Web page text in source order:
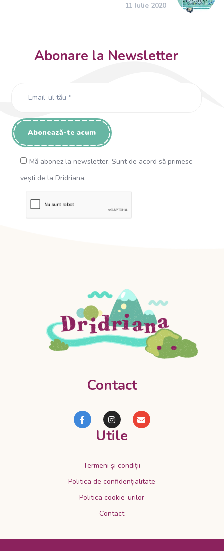
11 Iulie 2020
Abonare la Newsletter
Mă abonez la newsletter. Sunt de acord să primesc
vești de la Dridriana.
Contact
Utile
Termeni și condiții
Politica de confidențialitate
Politica cookie-urilor
Contact